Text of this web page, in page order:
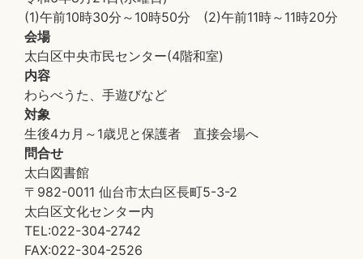
(1)午前10時30分～10時50分 (2)午前11時～11時20分
会場
太白区中央市民センター(4階和室)
内容
わらべうた、手遊びなど
対象
生後4カ月～1歳児と保護者 直接会場へ
問合せ
太白図書館
〒982-0011 仙台市太白区長町5-3-2
太白区文化センター内
TEL:022-304-2742
FAX:022-304-2526